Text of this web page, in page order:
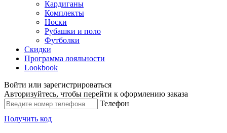
Кардиганы
Комплекты
Носки
Рубашки и поло
Футболки
Скидки
Программа лояльности
Lookbook
Войти или зарегистрироваться
Авторизуйтесь, чтобы перейти к оформлению заказа
Телефон
Получить код